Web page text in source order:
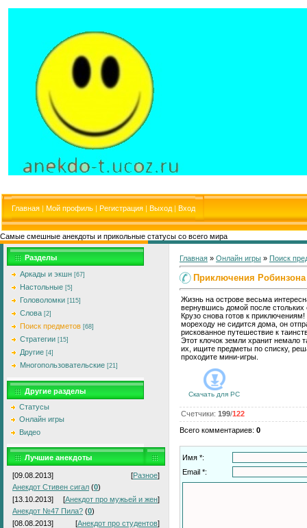
Главная | Мой профиль | Регистрация | Выход | Вход
Самые смешные анекдоты и прикольные статусы со всего мира
Разделы
Аркады и экшн [67]
Настольные [5]
Головоломки [115]
Слова [2]
Поиск предметов [68]
Стратегии [15]
Другие [4]
Многопользовательские [21]
Другие разделы
Статусы
Онлайн игры
Видео
Лучшие анекдоты
[09.08.2013] [Разное]
Анекдот Стивен сигал (0)
[13.10.2013]
[Анекдот про мужьей и жен]
Анекдот №47 Пила? (0)
[08.08.2013]
[Анекдот про студентов]
Главная » Онлайн игры » Поиск
Приключения Робинзона
Жизнь на острове весьма
вернувшись домой после стольких
Крузо снова готов к
мореходу не сидится дома, он
рискованное путешествие к
Этот клочок земли хранит немало
их, ищите предметы по списку,
проходите мини-игры.
Скачать для PC
Счетчики: 199/122
Всего комментариев: 0
Имя *:
Email *: